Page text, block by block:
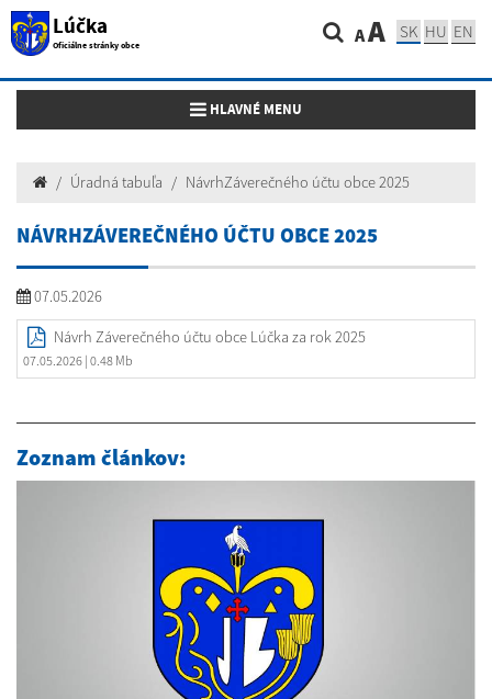
Lúčka
Oficiálne stránky obce AA SK HU EN
Toggle navigation
HLAVNÉ MENU
Úradná tabuľa NávrhZáverečného účtu obce 2025
NÁVRHZÁVEREČNÉHO ÚČTU OBCE 2025
07.05.2026
Návrh Záverečného účtu obce Lúčka za rok 2025
07.05.2026 | 0.48 Mb
Zoznam článkov: